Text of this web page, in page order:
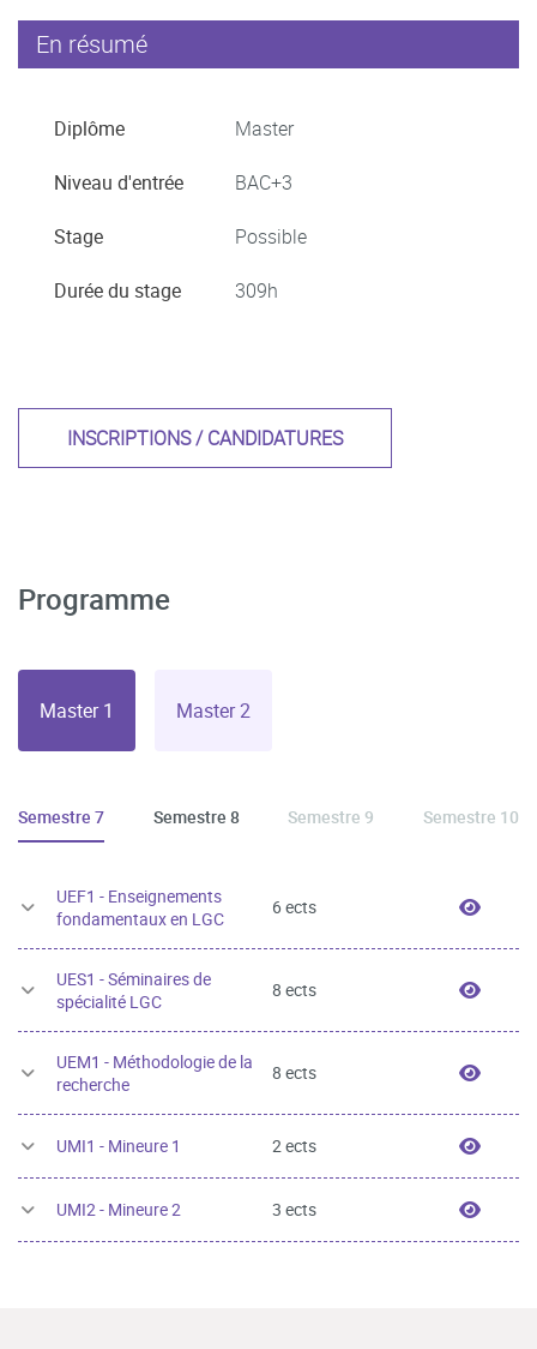
En résumé
Diplôme Master
Niveau d'entrée BAC+3
Stage Possible
Durée du stage 309h
INSCRIPTIONS / CANDIDATURES
Programme
Master 1 Master 2
Semestre 7 Semestre 8 Semestre 9 Semestre 10
UEF1 - Enseignements
fondamentaux en LGC
6 ects UEF1
UES1 - Séminaires de
spécialité LGC
8 ects UES1
UEM1 - Méthodologie de la
recherche
8 ects UEM1
UMI1 - Mineure 1 2 ects UMI1
UMI2 - Mineure 2 3 ects UMI2